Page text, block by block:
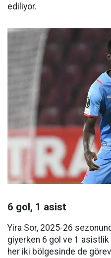
ediliyor.
6 gol, 1 asist
Yira Sor, 2025-26
giyerken 6 gol ve 1 asistlik
her iki bölgesinde de